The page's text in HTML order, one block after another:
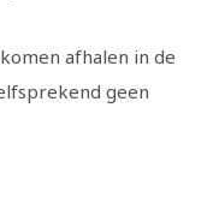
afhalen in de
geen